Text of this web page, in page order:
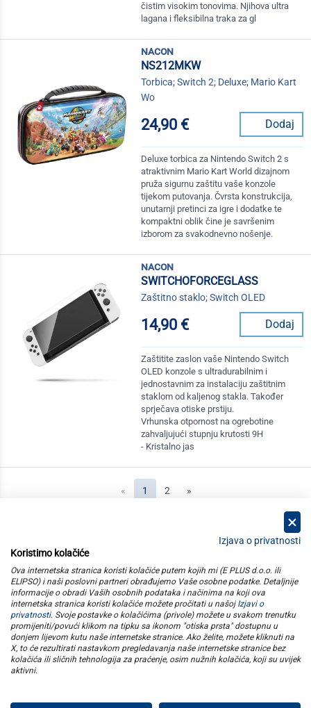
čistim visokim tonovima. Njihova ultra
lagana i fleksibilna traka za gl
nacon
NS212MKW
Torbica; Switch 2; Deluxe; Mario Kart
Wo
24,90 € Dodaj
Deluxe torbica za Nintendo Switch 2 s
atraktivnim Mario Kart World dizajnom
pruža sigurnu zaštitu vaše konzole
tijekom putovanja. Čvrsta konstrukcija,
unutarnji pretinci za igre i dodatke te
kompaktni oblik čine je savršenim
izborom za svakodnevno nošenje.
nacon
SWITCHOFORCEGLASS
Zaštitno staklo; Switch OLED
14,90 € Dodaj
Zaštitite zaslon vaše Nintendo Switch
OLED konzole s ultradurabilnim i
jednostavnim za instalaciju zaštitnim
staklom od kaljenog stakla. Također
sprječava otiske prstiju.
Vrhunska otpornost na ogrebotine
zahvaljujući stupnju krutosti 9H
- Kristalno jas
« 1 (current)
2 »
kategorije
elipso
informacije
pratite nas
Izjava o privatnosti
Koristimo kolačiće
Ova internetska stranica koristi kolačiće putem kojih mi (E PLUS d.o.o. ili
ELIPSO) i naši poslovni partneri obrađujemo Vaše osobne podatke. Detaljnije
informacije o obradi Vaših osobnih podataka i načinima na koji ova
internetska stranica koristi kolačiće možete pročitati u našoj Izjavi o
privatnosti. Svoje postavke o kolačićima (privole) možete u svakom trenutku
promijeniti/povući klikom na tipku sa ikonom "otiska prsta" dostupnu u
donjem lijevom kutu naše internetske stranice. Ako želite, možete kliknuti na
X, to će rezultirati nastavkom pregledavanja naše internetske stranice bez
kolačića ili sličnih tehnologija za praćenje, osim nužnih kolačića, koji su uvijek
aktivni.